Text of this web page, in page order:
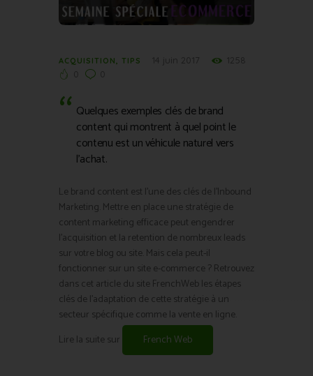
ACQUISITION, TIPS
Quelques exemples clés de brand
content qui montrent à quel point le
contenu est un véhicule naturel vers
l’achat.
Le brand content est l’une des clés de l’Inbound
Marketing. Mettre en place une stratégie de
content marketing efficace peut engendrer
l’acquisition et la retention de nombreux leads
sur votre blog ou site. Mais cela peut-il
fonctionner sur un site e-commerce ? Retrouvez
dans cet article du site FrenchWeb les étapes
clés de l’adaptation de cette stratégie à un
secteur spécifique comme la vente en ligne.
Lire la suite sur
French Web